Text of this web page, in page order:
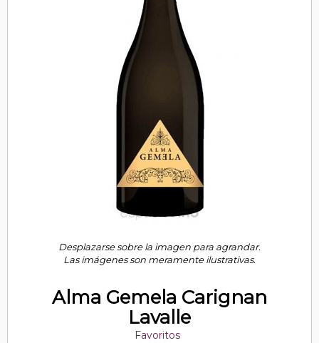
Desplazarse sobre la imagen para agrandar.
Las imágenes son meramente ilustrativas.
Alma Gemela Carignan
Lavalle
Favoritos